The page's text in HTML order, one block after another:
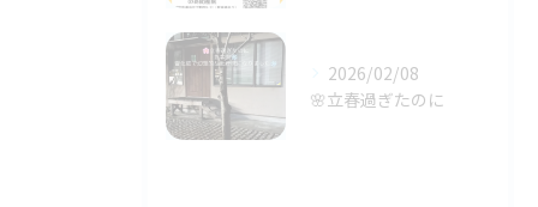
2026/02/08
🌸立春過ぎたのに